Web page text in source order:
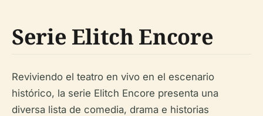
Serie Elitch Encore
Reviviendo el teatro en vivo en el escenario
histórico, la serie Elitch Encore presenta una
diversa lista de comedia, drama e historias